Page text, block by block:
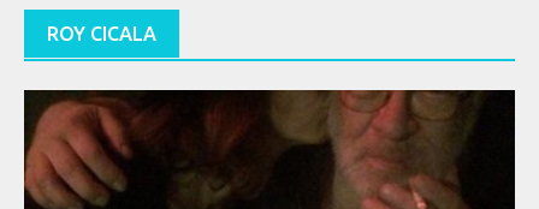
ROY CICALA